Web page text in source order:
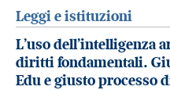
Leggi e istituzioni
L’uso dell’intelligenza
diritti fondamentali.
Edu e giusto processo